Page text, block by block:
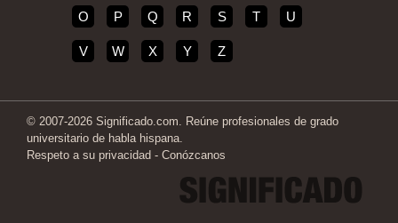
O P Q R S T U
V W X Y Z
© 2007-2026 Significado.com. Reúne profesionales de grado
universitario de habla hispana.
Respeto a su privacidad - Conózcanos